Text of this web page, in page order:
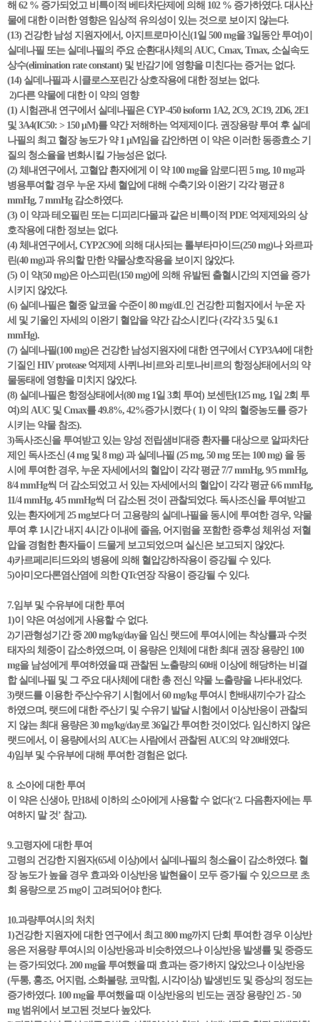
해 62 % 증가되었고 비특이적 베타차단제에 의해 102 % 증가하였다. 대사산
물에 대한 이러한 영향은 임상적 유의성이 있는 것으로 보이지 않는다.
(13) 건강한 남성 지원자에서, 아지트로마이신(1일 500 mg을 3일동안 투여)이
실데나필 또는 실데나필의 주요 순환대사체의 AUC, Cmax, Tmax, 소실속도
상수(elimination rate constant) 및 반감기에 영향을 미친다는 증거는 없다.
(14) 실데나필과 시클로스포린간 상호작용에 대한 정보는 없다.
2)다른 약물에 대한 이 약의 영향
(1) 시험관내 연구에서 실데나필은 CYP-450 isoform 1A2, 2C9, 2C19, 2D6, 2E1
및 3A4(IC50: > 150 μM)를 약간 저해하는 억제제이다. 권장용량 투여 후 실데
나필의 최고 혈장 농도가 약 1 μM임을 감안하면 이 약은 이러한 동종효소 기
질의 청소율을 변화시킬 가능성은 없다.
(2) 체내연구에서, 고혈압 환자에게 이 약 100 mg을 암로디핀 5 mg, 10 mg과
병용투여할 경우 누운 자세 혈압에 대해 수축기와 이완기 각각 평균 8
mmHg, 7 mmHg 감소하였다.
(3) 이 약과 테오필린 또는 디피리다몰과 같은 비특이적 PDE 억제제와의 상
호작용에 대한 정보는 없다.
(4) 체내연구에서, CYP2C9에 의해 대사되는 톨부타마이드(250 mg)나 와르파
린(40 mg)과 유의할 만한 약물상호작용을 보이지 않았다.
(5) 이 약(50 mg)은 아스피린(150 mg)에 의해 유발된 출혈시간의 지연을 증가
시키지 않았다.
(6) 실데나필은 혈중 알코올 수준이 80 mg/dL인 건강한 피험자에서 누운 자
세 및 기울인 자세의 이완기 혈압을 약간 감소시킨다 (각각 3.5 및 6.1
mmHg).
(7) 실데나필(100 mg)은 건강한 남성지원자에 대한 연구에서 CYP3A4에 대한
기질인 HIV protease 억제제 사퀴나비르와 리토나비르의 항정상태에서의 약
물동태에 영향을 미치지 않았다.
(8) 실데나필은 항정상태에서(80 mg 1일 3회 투여) 보센탄(125 mg, 1일 2회 투
여)의 AUC 및 Cmax를 49.8%, 42%증가시켰다 ( 1) 이 약의 혈중농도를 증가
시키는 약물 참조).
3)독사조신을 투여받고 있는 양성 전립샘비대증 환자를 대상으로 알파차단
제인 독사조신 (4 mg 및 8 mg) 과 실데나필 (25 mg, 50 mg 또는 100 mg) 을 동
시에 투여한 경우, 누운 자세에서의 혈압이 각각 평균 7/7 mmHg, 9/5 mmHg,
8/4 mmHg씩 더 감소되었고 서 있는 자세에서의 혈압이 각각 평균 6/6 mmHg,
11/4 mmHg, 4/5 mmHg씩 더 감소된 것이 관찰되었다. 독사조신을 투여받고
있는 환자에게 25 mg보다 더 고용량의 실데나필을 동시에 투여한 경우, 약물
투여 후 1시간 내지 4시간 이내에 졸음, 어지럼을 포함한 증후성 체위성 저혈
압을 경험한 환자들이 드물게 보고되었으며 실신은 보고되지 않았다.
4)카르페리티드와의 병용에 의해 혈압강하작용이 증강될 수 있다.
5)아미오다론염산염에 의한 QTc연장 작용이 증강될 수 있다.
7.임부 및 수유부에 대한 투여
1)이 약은 여성에게 사용할 수 없다.
2)기관형성기간 중 200 mg/kg/day을 임신 랫드에 투여시에는 착상률과 수컷
태자의 체중이 감소하였으며, 이 용량은 인체에 대한 최대 권장 용량인 100
mg을 남성에게 투여하였을 때 관찰된 노출량의 60배 이상에 해당하는 비결
합 실데나필 및 그 주요 대사체에 대한 총 전신 약물 노출량을 나타내었다.
3)랫드를 이용한 주산수유기 시험에서 60 mg/kg 투여시 한배새끼수가 감소
하였으며, 랫드에 대한 주산기 및 수유기 발달 시험에서 이상반응이 관찰되
지 않는 최대 용량은 30 mg/kg/day로 36일간 투여한 것이었다. 임신하지 않은
랫드에서, 이 용량에서의 AUC는 사람에서 관찰된 AUC의 약 20배였다.
4)임부 및 수유부에 대해 투여한 경험은 없다.
8. 소아에 대한 투여
이 약은 신생아, 만18세 이하의 소아에게 사용할 수 없다(‘2. 다음환자에는 투
여하지 말 것’ 참고).
9.고령자에 대한 투여
고령의 건강한 지원자(65세 이상)에서 실데나필의 청소율이 감소하였다. 혈
장 농도가 높을 경우 효과와 이상반응 발현율이 모두 증가될 수 있으므로 초
회 용량으로 25 mg이 고려되어야 한다.
10.과량투여시의 처치
1)건강한 지원자에 대한 연구에서 최고 800 mg까지 단회 투여한 경우 이상반
응은 저용량 투여시의 이상반응과 비슷하였으나 이상반응 발생률 및 중증도
는 증가되었다. 200 mg을 투여했을 때 효과는 증가하지 않았으나 이상반응
(두통, 홍조, 어지럼, 소화불량, 코막힘, 시각이상) 발생빈도 및 증상의 정도는
증가하였다. 100 mg을 투여했을 때 이상반응의 빈도는 권장 용량인 25 - 50
mg 범위에서 보고된 것보다 높았다.